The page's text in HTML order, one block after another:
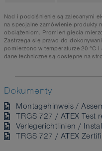
Nad i podciśnienie są zalecanymi
na specjalne zamówienie produkty
obciążeniom. Promień gięcia
Zastrzega się prawo do
pomierzono w temperaturze 20 °C
dane techniczne są dostępne na
Dokumenty
Montagehinweis /
TRGS 727 / ATEX Test
Verlegerichtlinien /
TRGS 727 / ATEX